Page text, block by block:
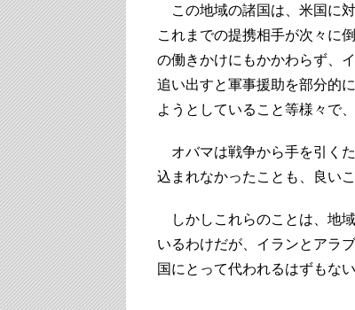
この地域の諸国は、米国に
これまでの提携相手が次々に
の働きかけにもかかわらず、
追い出すと軍事援助を部分的
ようとしていること等様々で
オバマは戦争から手を引く
込まれなかったことも、良いこ
しかしこれらのことは、地
いるわけだが、イランとアラ
国にとって代われるはずもな